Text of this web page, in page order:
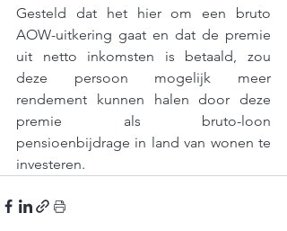
Gesteld dat het hier om een bruto
AOW-uitkering gaat en dat de premie
uit netto inkomsten is betaald, zou
deze persoon mogelijk meer
rendement kunnen halen door deze
premie als bruto-loon
pensioenbijdrage in land van wonen te
investeren.